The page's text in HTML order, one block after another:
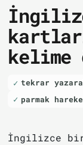
kelime
tekrar
parmak
İngilizce bir